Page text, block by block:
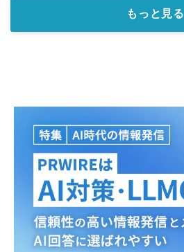
もっと見る